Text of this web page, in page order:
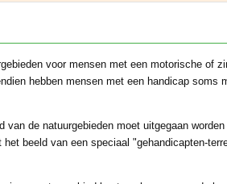
voor mensen met een motorische of
hebben mensen met een handicap soms
van de natuurgebieden moet uitgegaan
beeld van een speciaal "gehandicapten-